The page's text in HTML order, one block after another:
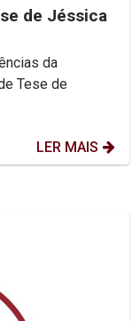
de Jéssica
da
Tese de
LER MAIS